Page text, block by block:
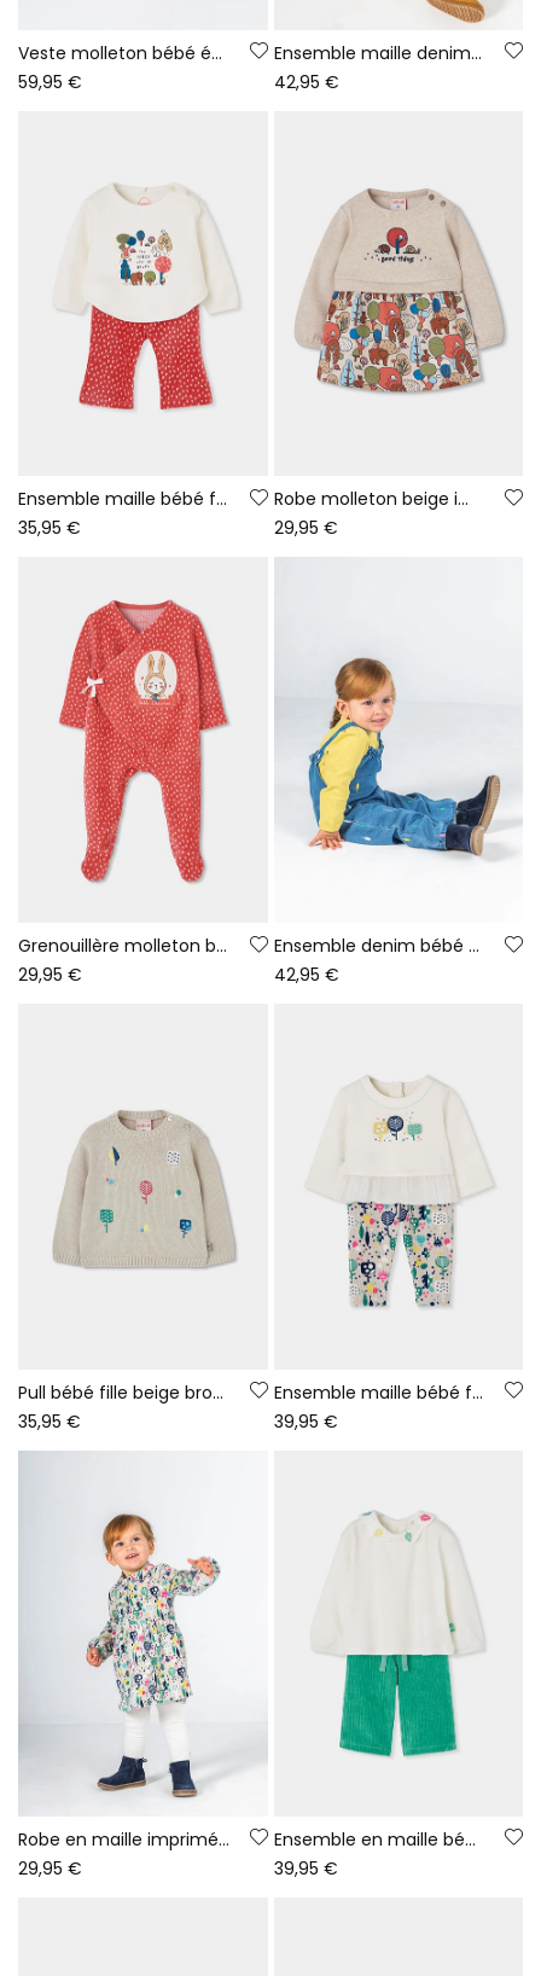
Veste molleton bébé écru broderie fleurs
59,95 €
Ensemble maille denim bébé fille rouge broderie ours
42,95 €
Ensemble maille bébé fille blanc imprimé forêt
35,95 €
Robe molleton beige imprimé forêt bébé
29,95 €
Grenouillère molleton bébé rouge imprimé petit lapin
29,95 €
Ensemble denim bébé fille bleu imprimé feuilles
42,95 €
Pull bébé fille beige brodé d\'arbres
35,95 €
Ensemble maille bébé fille blanc cassé imprimé arbres
39,95 €
Robe en maille imprimée arbres multicolore bébé
29,95 €
Ensemble en maille bébé fille blanc brodé feuilles
39,95 €